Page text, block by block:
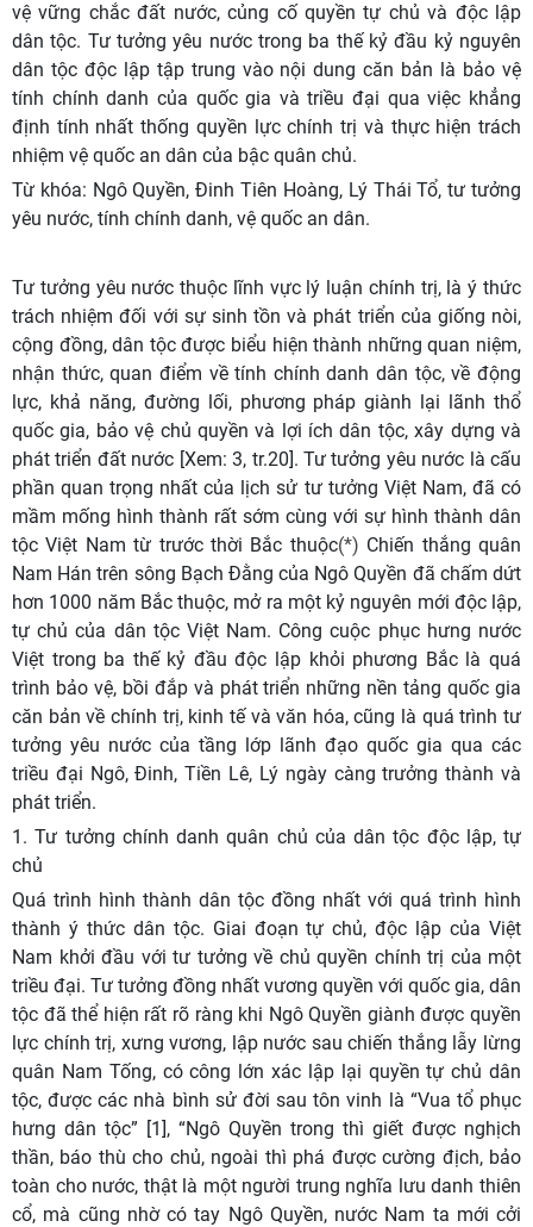
vệ vững chắc đất nước, củng cố quyền tự chủ và độc lập
dân tộc. Tư tưởng yêu nước trong ba thế kỷ đầu kỷ nguyên
dân tộc độc lập tập trung vào nội dung căn bản là bảo vệ
tính chính danh của quốc gia và triều đại qua việc khẳng
định tính nhất thống quyền lực chính trị và thực hiện trách
nhiệm vệ quốc an dân của bậc quân chủ.
Từ khóa: Ngô Quyền, Đinh Tiên Hoàng, Lý Thái Tổ, tư tưởng
yêu nước, tính chính danh, vệ quốc an dân.
Tư tưởng yêu nước thuộc lĩnh vực lý luận chính trị, là ý thức
trách nhiệm đối với sự sinh tồn và phát triển của giống nòi,
cộng đồng, dân tộc được biểu hiện thành những quan niệm,
nhận thức, quan điểm về tính chính danh dân tộc, về động
lực, khả năng, đường lối, phương pháp giành lại lãnh thổ
quốc gia, bảo vệ chủ quyền và lợi ích dân tộc, xây dựng và
phát triển đất nước [Xem: 3, tr.20]. Tư tưởng yêu nước là cấu
phần quan trọng nhất của lịch sử tư tưởng Việt Nam, đã có
mầm mống hình thành rất sớm cùng với sự hình thành dân
tộc Việt Nam từ trước thời Bắc thuộc(*) Chiến thắng quân
Nam Hán trên sông Bạch Đằng của Ngô Quyền đã chấm dứt
hơn 1000 năm Bắc thuộc, mở ra một kỷ nguyên mới độc lập,
tự chủ của dân tộc Việt Nam. Công cuộc phục hưng nước
Việt trong ba thế kỷ đầu độc lập khỏi phương Bắc là quá
trình bảo vệ, bồi đắp và phát triển những nền tảng quốc gia
căn bản về chính trị, kinh tế và văn hóa, cũng là quá trình tư
tưởng yêu nước của tầng lớp lãnh đạo quốc gia qua các
triều đại Ngô, Đinh, Tiền Lê, Lý ngày càng trưởng thành và
phát triển.
1. Tư tưởng chính danh quân chủ của dân tộc độc lập, tự
chủ
Quá trình hình thành dân tộc đồng nhất với quá trình hình
thành ý thức dân tộc. Giai đoạn tự chủ, độc lập của Việt
Nam khởi đầu với tư tưởng về chủ quyền chính trị của một
triều đại. Tư tưởng đồng nhất vương quyền với quốc gia, dân
tộc đã thể hiện rất rõ ràng khi Ngô Quyền giành được quyền
lực chính trị, xưng vương, lập nước sau chiến thắng lẫy lừng
quân Nam Tống, có công lớn xác lập lại quyền tự chủ dân
tộc, được các nhà bình sử đời sau tôn vinh là “Vua tổ phục
hưng dân tộc” [1], “Ngô Quyền trong thì giết được nghịch
thần, báo thù cho chủ, ngoài thì phá được cường địch, bảo
toàn cho nước, thật là một người trung nghĩa lưu danh thiên
cổ, mà cũng nhờ có tay Ngô Quyền, nước Nam ta mới cởi